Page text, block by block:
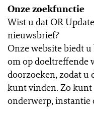
Onze zoekfunctie
Wist u dat OR
nieuwsbrief?
Onze website biedt
om op doeltreffende
doorzoeken, zodat u
kunt vinden. Zo
onderwerp, instantie